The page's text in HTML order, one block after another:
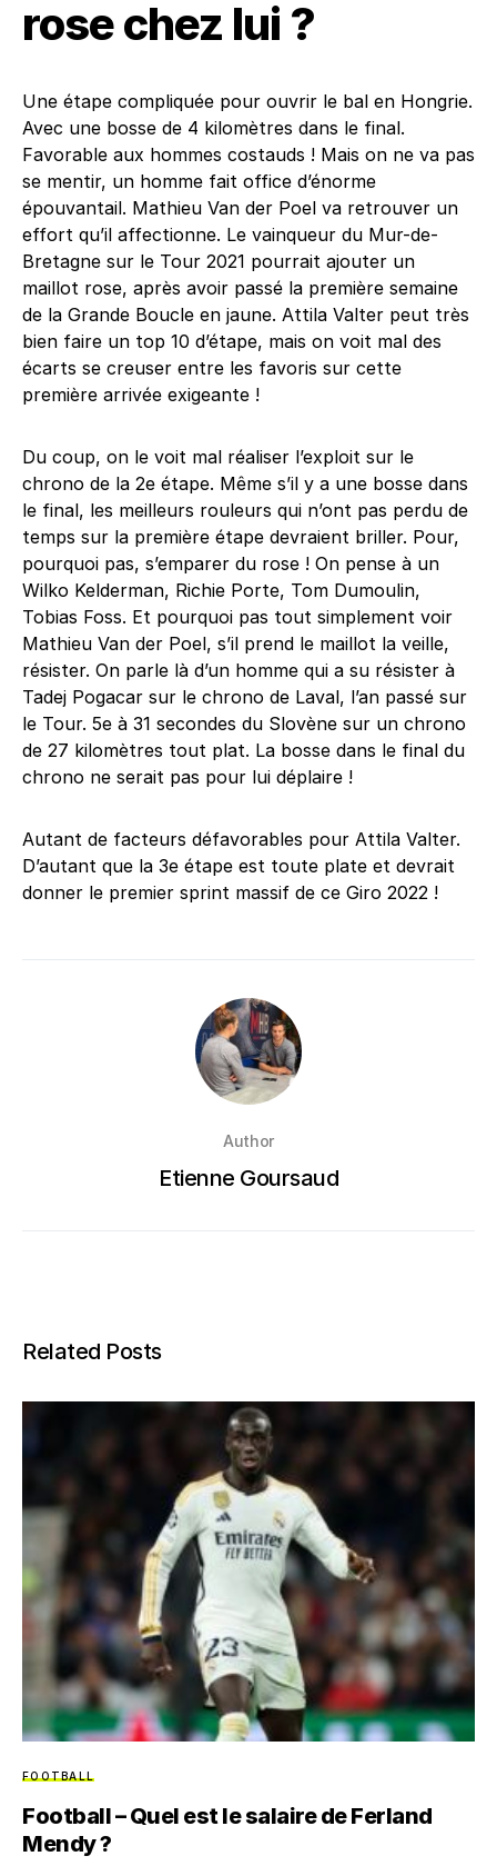
rose chez lui ?
Une étape compliquée pour ouvrir le bal en Hongrie.
Avec une bosse de 4 kilomètres dans le final.
Favorable aux hommes costauds ! Mais on ne va pas
se mentir, un homme fait office d’énorme
épouvantail. Mathieu Van der Poel va retrouver un
effort qu’il affectionne. Le vainqueur du Mur-de-
Bretagne sur le Tour 2021 pourrait ajouter un
maillot rose, après avoir passé la première semaine
de la Grande Boucle en jaune. Attila Valter peut très
bien faire un top 10 d’étape, mais on voit mal des
écarts se creuser entre les favoris sur cette
première arrivée exigeante !
Du coup, on le voit mal réaliser l’exploit sur le
chrono de la 2e étape. Même s’il y a une bosse dans
le final, les meilleurs rouleurs qui n’ont pas perdu de
temps sur la première étape devraient briller. Pour,
pourquoi pas, s’emparer du rose ! On pense à un
Wilko Kelderman, Richie Porte, Tom Dumoulin,
Tobias Foss. Et pourquoi pas tout simplement voir
Mathieu Van der Poel, s’il prend le maillot la veille,
résister. On parle là d’un homme qui a su résister à
Tadej Pogacar sur le chrono de Laval, l’an passé sur
le Tour. 5e à 31 secondes du Slovène sur un chrono
de 27 kilomètres tout plat. La bosse dans le final du
chrono ne serait pas pour lui déplaire !
Autant de facteurs défavorables pour Attila Valter.
D’autant que la 3e étape est toute plate et devrait
donner le premier sprint massif de ce Giro 2022 !
Author
Etienne Goursaud
Related Posts
FOOTBALL
Football – Quel est le salaire de Ferland
Mendy ?